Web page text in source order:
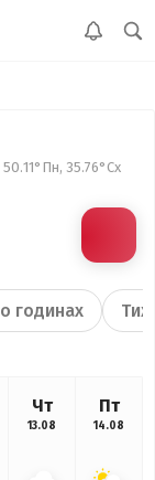
35.76°Сх
годинах
Чт
13.08
Пт
14.08